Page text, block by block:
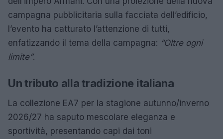
campagna pubblicitaria sulla facciata dell’edificio,
l’evento ha catturato l’attenzione di tutti,
enfatizzando il tema della campagna: “Oltre ogni
limite”.
Un tributo alla tradizione italiana
La collezione EA7 per la stagione autunno/inverno
2026/27 ha saputo mescolare eleganza e
sportività, presentando capi dai toni